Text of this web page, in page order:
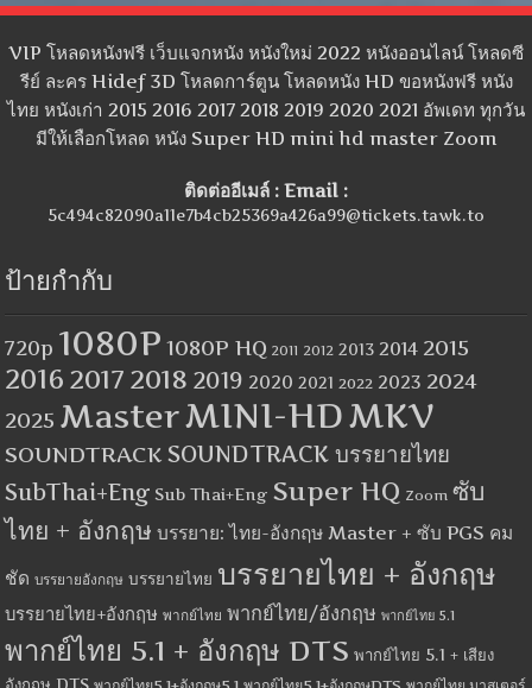
VIP โหลดหนังฟรี เว็บแจกหนัง หนังใหม่ 2022 หนังออนไลน์ โหลดซี
รีย์ ละคร Hidef 3D โหลดการ์ตูน โหลดหนัง HD ขอหนังฟรี หนัง
ไทย หนังเก่า 2015 2016 2017 2018 2019 2020 2021 อัพเดท ทุกวัน
มีให้เลือกโหลด หนัง Super HD mini hd master Zoom
ติดต่ออีเมล์ : Email :
5c494c82090a11e7b4cb25369a426a99@tickets.tawk.to
ป้ายกำกับ
720p 1080P 1080P HQ 2011 2012 2013 2014 2015
2016 2017 2018 2019 2020 2021 2022 2023 2024
2025 MasterMINI-HDMKV
SOUNDTRACK SOUNDTRACK บรรยายไทย
SubThai+Eng Sub Thai+Eng Super HQ Zoom ซับ
ไทย + อังกฤษ บรรยาย: ไทย-อังกฤษ Master + ซับ PGS คม
ชัด บรรยายอังกฤษ บรรยายไทย บรรยายไทย + อังกฤษ
บรรยายไทย+อังกฤษ พากย์ไทย พากย์ไทย/อังกฤษ พากย์ไทย 5.1
พากย์ไทย 5.1 + อังกฤษ DTS พากย์ไทย 5.1 + เสียง
อังกฤษ DTS